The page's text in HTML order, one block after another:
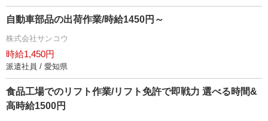
自動車部品の出荷作業/時給1450円～
株式会社サンコウ
時給1,450円
派遣社員 / 愛知県
食品工場でのリフト作業/リフト免許で即戦力 選べる時間&
高時給1500円